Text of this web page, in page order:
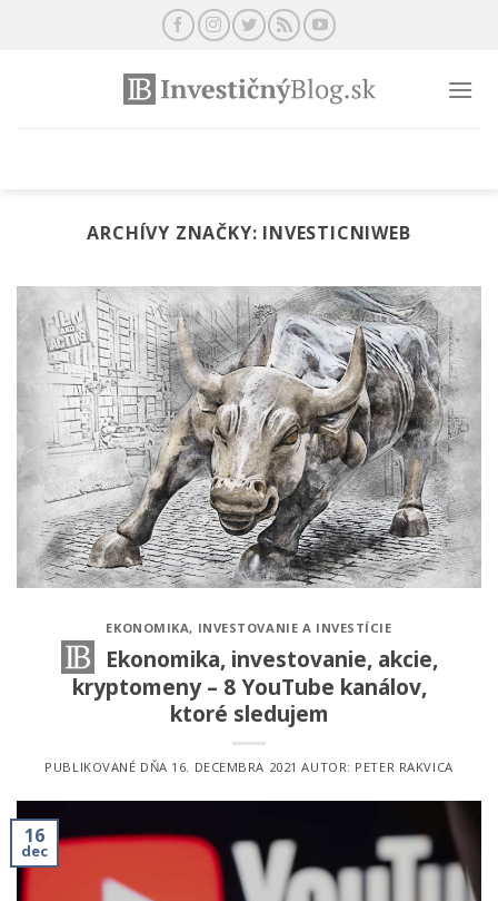
ARCHÍVY ZNAČKY: INVESTICNIWEB
EKONOMIKA, INVESTOVANIE A INVESTÍCIE
Ekonomika, investovanie, akcie,
kryptomeny – 8 YouTube kanálov,
ktoré sledujem
PUBLIKOVANÉ DŇA 16. DECEMBRA 2021 AUTOR: PETER RAKVICA
16
dec